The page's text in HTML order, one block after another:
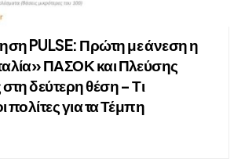
PULSE: Πρώτη με άνεση η
ΠΑΣΟΚ και Πλεύσης
δεύτερη θέση – Τι
πολίτες για τα Τέμπη